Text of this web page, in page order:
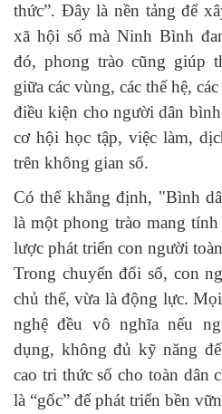
thức”. Đây là nền tảng để
xã hội số mà Ninh Bình
đó, phong trào cũng giúp
giữa các vùng, các thế hệ,
điều kiện cho người dân
cơ hội học tập, việc làm,
trên không gian số.
Có thể khẳng định, "Bình
là một phong trào mang
lược phát triển con người
Trong chuyển đổi số, con
chủ thể, vừa là động lực.
nghệ đều vô nghĩa nếu
dụng, không đủ kỹ năng
cao tri thức số cho toàn dân
là “gốc” để phát triển bền